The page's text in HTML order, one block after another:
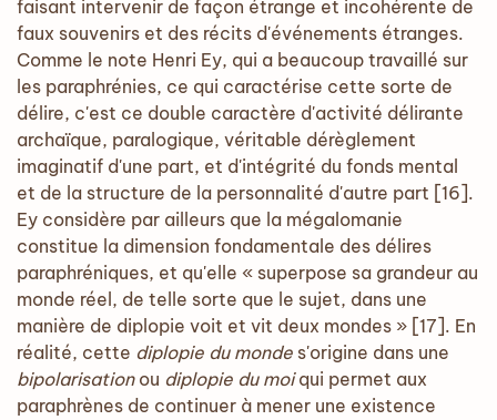
faisant intervenir de façon étrange et incohérente de
faux souvenirs et des récits d'événements étranges.
Comme le note Henri Ey, qui a beaucoup travaillé sur
les paraphrénies, ce qui caractérise cette sorte de
délire, c'est ce double caractère d'activité délirante
archaïque, paralogique, véritable dérèglement
imaginatif d'une part, et d'intégrité du fonds mental
et de la structure de la personnalité d'autre part [16].
Ey considère par ailleurs que la mégalomanie
constitue la dimension fondamentale des délires
paraphréniques, et qu'elle « superpose sa grandeur au
monde réel, de telle sorte que le sujet, dans une
manière de diplopie voit et vit deux mondes » [17]. En
réalité, cette diplopie du monde s'origine dans une
bipolarisationou diplopie du moiqui permet aux
paraphrènes de continuer à mener une existence